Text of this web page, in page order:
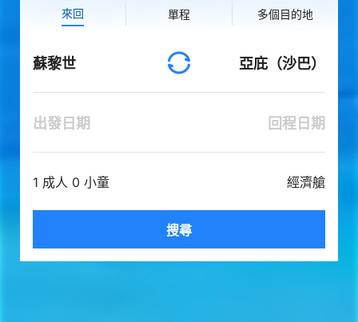
來回 單程 多個目的地
蘇黎世 亞庇（沙巴）
出發日期 回程日期
1 成人 0 小童 經濟艙
搜尋